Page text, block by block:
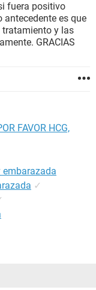
fuera positivo
es que
y las
GRACIAS
FAVOR HCG,
embarazada
✓